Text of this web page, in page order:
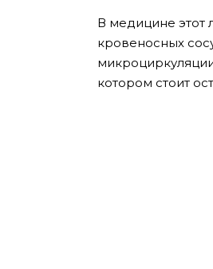
В медицине этот
кровеносных
котором стоит